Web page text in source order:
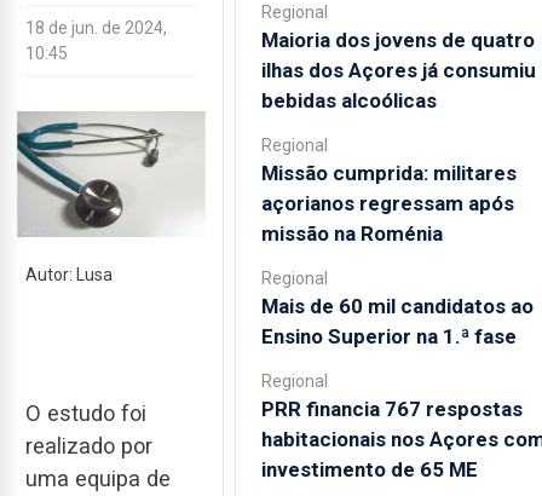
18 de jun. de 2024,
10:45
Autor: Lusa
O estudo foi
realizado por
uma equipa de
Regional
Maioria dos jovens de quatro
ilhas dos Açores já consumiu
bebidas alcoólicas
Regional
Missão cumprida: militares
açorianos regressam após
missão na Roménia
Regional
Mais de 60 mil candidatos ao
Ensino Superior na 1.ª fase
Regional
PRR financia 767 respostas
habitacionais nos Açores
investimento de 65 ME